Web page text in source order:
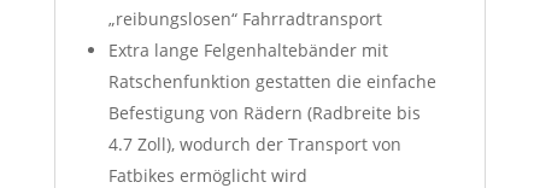
„reibungslosen“ Fahrradtransport
Extra lange Felgenhaltebänder mit
Ratschenfunktion gestatten die einfache
Befestigung von Rädern (Radbreite bis
4.7 Zoll), wodurch der Transport von
Fatbikes ermöglicht wird